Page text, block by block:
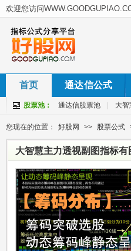
首页 通达信公式
股票池： 通达信股票池 大
您现在的位置： 好股网 >> 股票公式
大智慧主力透视副图指标